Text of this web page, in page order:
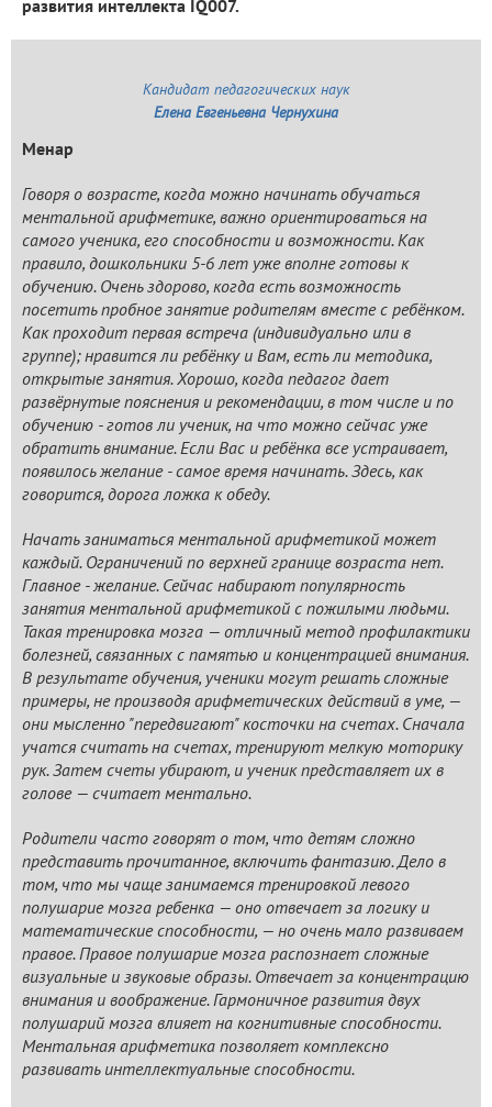
развития интеллекта IQ007.
Кандидат педагогических наук
Елена Евгеньевна Чернухина
Менар
Говоря о возрасте, когда можно начинать обучаться
ментальной арифметике, важно ориентироваться на
самого ученика, его способности и возможности. Как
правило, дошкольники 5-6 лет уже вполне готовы к
обучению. Очень здорово, когда есть возможность
посетить пробное занятие родителям вместе с ребёнком.
Как проходит первая встреча (индивидуально или в
группе); нравится ли ребёнку и Вам, есть ли методика,
открытые занятия. Хорошо, когда педагог дает
развёрнутые пояснения и рекомендации, в том числе и по
обучению - готов ли ученик, на что можно сейчас уже
обратить внимание. Если Вас и ребёнка все устраивает,
появилось желание - самое время начинать. Здесь, как
говорится, дорога ложка к обеду.
Начать заниматься ментальной арифметикой может
каждый. Ограничений по верхней границе возраста нет.
Главное - желание. Сейчас набирают популярность
занятия ментальной арифметикой с пожилыми людьми.
Такая тренировка мозга — отличный метод профилактики
болезней, связанных с памятью и концентрацией внимания.
В результате обучения, ученики могут решать сложные
примеры, не производя арифметических действий в уме, —
они мысленно "передвигают" косточки на счетах. Сначала
учатся считать на счетах, тренируют мелкую моторику
рук. Затем счеты убирают, и ученик представляет их в
голове — считает ментально.
Родители часто говорят о том, что детям сложно
представить прочитанное, включить фантазию. Дело в
том, что мы чаще занимаемся тренировкой левого
полушарие мозга ребенка — оно отвечает за логику и
математические способности, — но очень мало развиваем
правое. Правое полушарие мозга распознает сложные
визуальные и звуковые образы. Отвечает за концентрацию
внимания и воображение. Гармоничное развития двух
полушарий мозга влияет на когнитивные способности.
Ментальная арифметика позволяет комплексно
развивать интеллектуальные способности.